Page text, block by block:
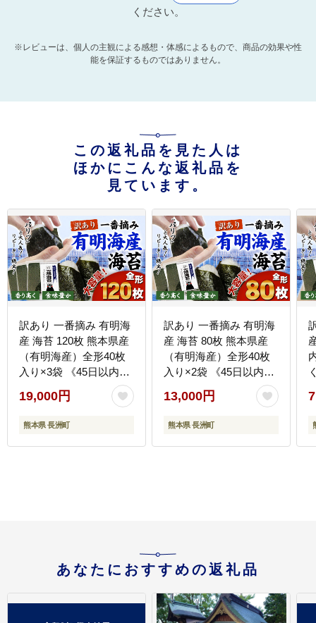
ください。
※レビューは、個人の主観による感想・体感によるもので、商品の効果や性
能を保証するものではありません。
この返礼品を見た人は
ほかにこんな返礼品を
見ています。
訳あり 一番摘み 有明海
産 海苔 120枚 熊本県産
（有明海産）全形40枚
入り×3袋 《45日以内に
出荷予定(土日祝除
く)》---
fn_nw1nor03_45d_r7_19000_120mai-
19,000円
熊本県 長洲町
訳あり 一番摘み 有明海
産 海苔 80枚 熊本県産
（有明海産）全形40枚
入り×2袋 《45日以内に
出荷予定(土日祝除
く)》---
13,000円
熊本県 長洲町
--
あなたにおすすめの返礼品